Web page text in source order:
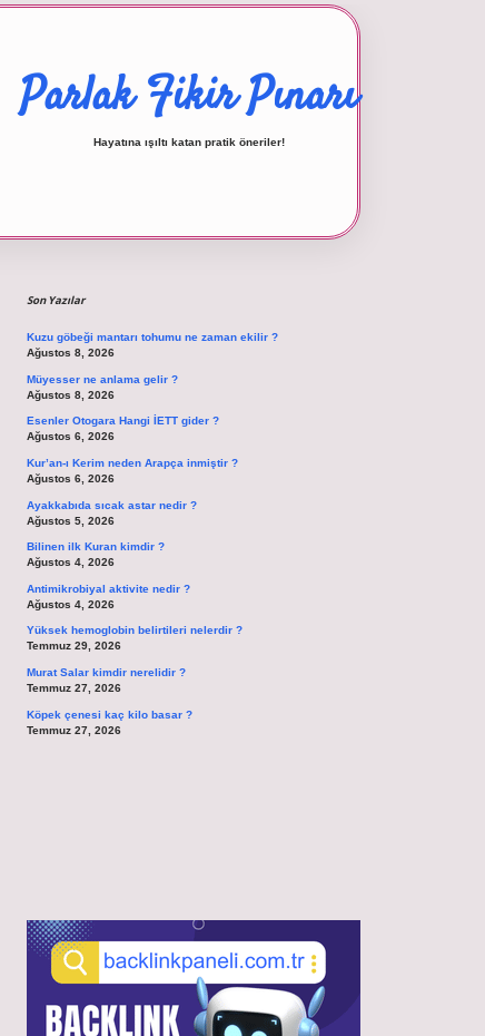
Parlak Fikir Pınarı
Hayatına ışıltı katan pratik öneriler!
Son Yazılar
Kuzu göbeği mantarı tohumu ne zaman ekilir ?
Ağustos 8, 2026
Müyesser ne anlama gelir ?
Ağustos 8, 2026
Esenler Otogara Hangi İETT gider ?
Ağustos 6, 2026
Kur’an-ı Kerim neden Arapça inmiştir ?
Ağustos 6, 2026
Ayakkabıda sıcak astar nedir ?
Ağustos 5, 2026
Bilinen ilk Kuran kimdir ?
Ağustos 4, 2026
Antimikrobiyal aktivite nedir ?
Ağustos 4, 2026
Yüksek hemoglobin belirtileri nelerdir ?
Temmuz 29, 2026
Murat Salar kimdir nerelidir ?
Temmuz 27, 2026
Köpek çenesi kaç kilo basar ?
Temmuz 27, 2026